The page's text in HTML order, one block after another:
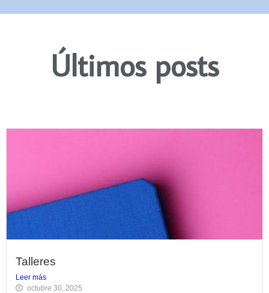
Últimos posts
Talleres
Leer más
octubre 30, 2025